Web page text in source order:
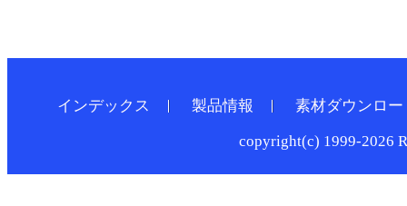
インデックス 製品情報 素材ダウンロー
copyright(c) 1999-2026